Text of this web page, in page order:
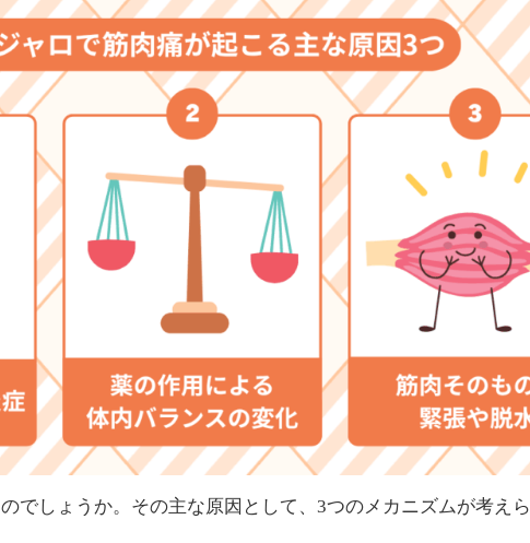
でしょうか。その主な原因として、3つのメカニズムが考えら